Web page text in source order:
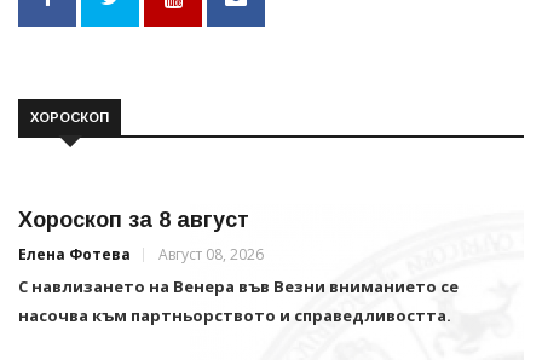
ХОРОСКОП
Хороскоп за 8 август
Елена Фотева Август 08, 2026
С навлизането на Венера във Везни вниманието се
насочва към партньорството и справедливостта.